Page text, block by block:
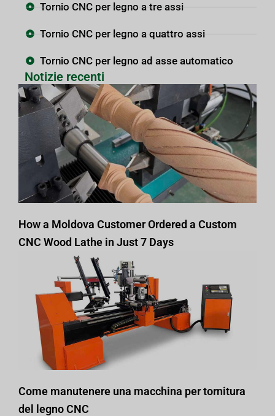
Tornio CNC per legno a tre assi
Tornio CNC per legno a quattro assi
Tornio CNC per legno ad asse automatico
Notizie recenti
How a Moldova Customer Ordered a Custom
CNC Wood Lathe in Just 7 Days
Come manutenere una macchina per tornitura
del legno CNC